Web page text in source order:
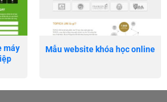
máy
Mẫu website khóa học online